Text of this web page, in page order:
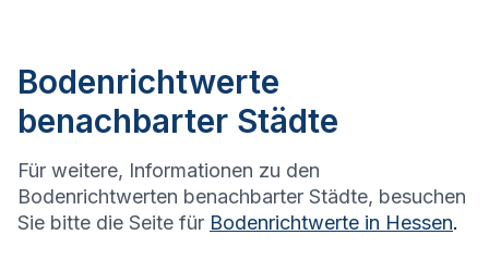
Bodenrichtwerte
benachbarter Städte
Für weitere, Informationen zu den
Bodenrichtwerten benachbarter Städte, besuchen
Sie bitte die Seite für Bodenrichtwerte in Hessen.